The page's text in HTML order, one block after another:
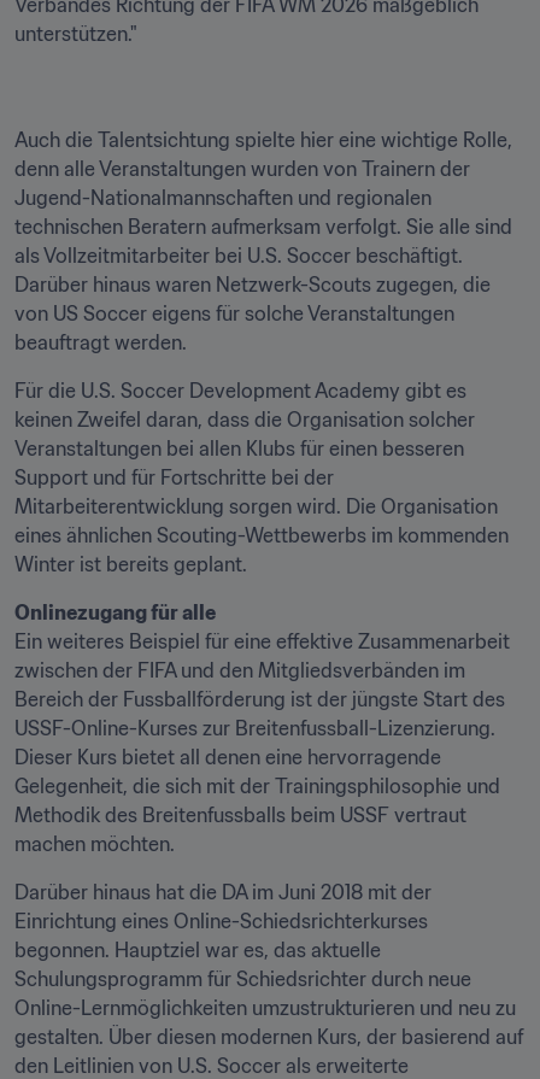
Verbandes Richtung der FIFA WM 2026 maßgeblich
unterstützen."
Auch die Talentsichtung spielte hier eine wichtige Rolle,
denn alle Veranstaltungen wurden von Trainern der
Jugend-Nationalmannschaften und regionalen
technischen Beratern aufmerksam verfolgt. Sie alle sind
als Vollzeitmitarbeiter bei U.S. Soccer beschäftigt.
Darüber hinaus waren Netzwerk-Scouts zugegen, die
von US Soccer eigens für solche Veranstaltungen
beauftragt werden.
Für die U.S. Soccer Development Academy gibt es
keinen Zweifel daran, dass die Organisation solcher
Veranstaltungen bei allen Klubs für einen besseren
Support und für Fortschritte bei der
Mitarbeiterentwicklung sorgen wird. Die Organisation
eines ähnlichen Scouting-Wettbewerbs im kommenden
Winter ist bereits geplant.
Onlinezugang für alle
Ein weiteres Beispiel für eine effektive Zusammenarbeit
zwischen der FIFA und den Mitgliedsverbänden im
Bereich der Fussballförderung ist der jüngste Start des
USSF-Online-Kurses zur Breitenfussball-Lizenzierung.
Dieser Kurs bietet all denen eine hervorragende
Gelegenheit, die sich mit der Trainingsphilosophie und
Methodik des Breitenfussballs beim USSF vertraut
machen möchten.
Darüber hinaus hat die DA im Juni 2018 mit der
Einrichtung eines Online-Schiedsrichterkurses
begonnen. Hauptziel war es, das aktuelle
Schulungsprogramm für Schiedsrichter durch neue
Online-Lernmöglichkeiten umzustrukturieren und neu zu
gestalten. Über diesen modernen Kurs, der basierend auf
den Leitlinien von U.S. Soccer als erweiterte